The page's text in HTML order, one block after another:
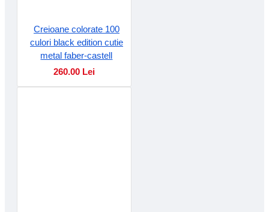
Creioane colorate 100
culori black edition cutie
metal faber-castell
260.00 Lei